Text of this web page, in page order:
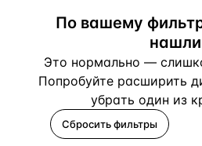
По вашему
нашли
Это нормально —
Попробуйте расширить
убрать один из
Сбросить фильтры